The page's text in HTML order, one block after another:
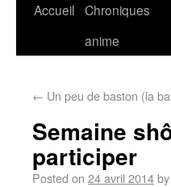
Accueil Chroniques
anime
← Un peu de baston (la
Semaine
participer
Posted on 24 avril 2014by